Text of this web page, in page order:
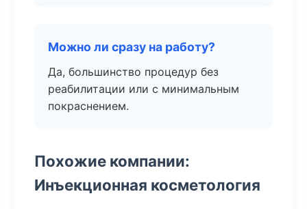
Можно ли сразу на работу?
Да, большинство процедур без
реабилитации или с минимальным
покраснением.
Похожие компании:
Инъекционная косметология